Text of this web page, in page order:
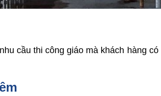
cầu thi công giáo mà khách hàng